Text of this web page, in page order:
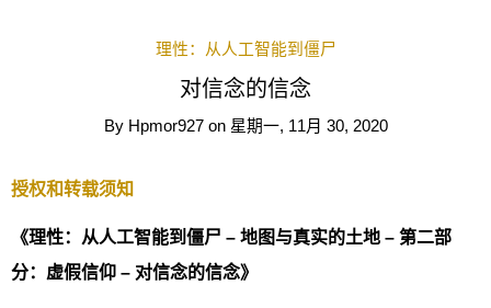
理性：从人工智能到僵尸
对信念的信念
By Hpmor927 on 星期一, 11月 30, 2020
授权和转载须知
《理性：从人工智能到僵尸 – 地图与真实的土地 – 第二部
分：虚假信仰 – 对信念的信念》